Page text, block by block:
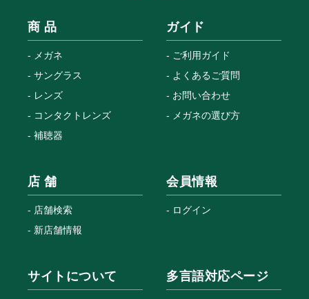
商 品
メガネ
サングラス
レンズ
コンタクトレンズ
補聴器
ガイド
ご利用ガイド
よくあるご質問
お問い合わせ
メガネの選び方
店 舗
店舗検索
新店舗情報
会員情報
ログイン
サイトについて 多言語対応ページ